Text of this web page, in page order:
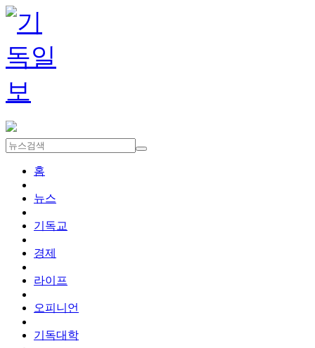
홈
뉴스
기독교
경제
라이프
오피니언
기독대학